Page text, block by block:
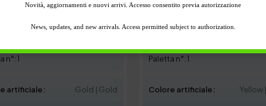
2,50
n°: 1
artificiale: Gold | Gold
Paletta n°: 1
Colore artificiale: Yellow
Novità, aggiornamenti e nuovi arrivi. Accesso consentito previa autorizzazione
News, updates, and new arrivals. Access permitted subject to authorization.